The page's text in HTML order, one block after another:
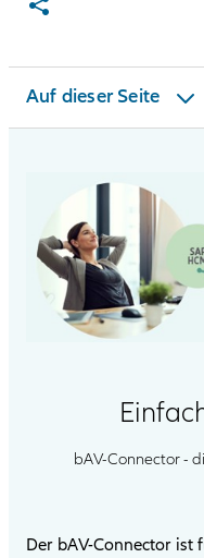
Auf dieser Seite
Unterlagen &
bAV-Connector -
Der bAV-Connector ist